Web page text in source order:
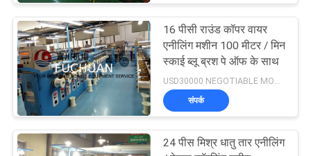
16 पीसी राउंड कॉपर वायर
एनीलिंग मशीन 100 मीटर / मिन
स्काई ब्लू ब्रश पे ऑफ के साथ
संपर्क
24 पीस मिश्र धातु तार एनीलिंग